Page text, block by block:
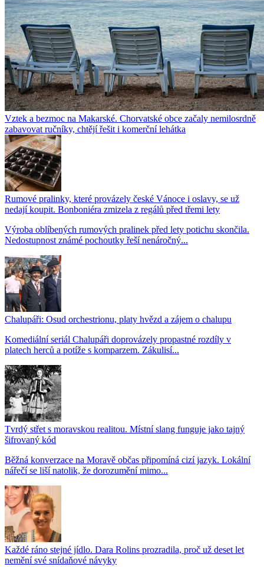
Vztek a bezmoc na Makarské. Chorvatské obce začaly nemilosrdně
zabavovat ručníky, chtějí řešit i komerční lehátka
Rumové pralinky, které provázely české Vánoce i oslavy, se už
nedají koupit. Bonboniéra zmizela z regálů před třemi lety
Výroba oblíbených rumových pralinek před lety potichu skončila.
Nedostupnost známé pochoutky řeší nenáročný...
Chalupáři: Osud orchestrionu, platy hvězd a zájem o chalupu
Komediální seriál Chalupáři doprovázely propastné rozdíly v
platech herců a potíže s komparzem. Zákulisí...
Tvrdý střet s moravskou realitou. Místní slang funguje jako tajný
šifrovaný kód
Běžná konverzace na Moravě občas připomíná cizí jazyk. Lokální
nářečí se liší natolik, že dorozumění mimo...
Každé ráno stejné jídlo. Dara Rolins prozradila, proč už deset let
nemění své snídaňové návyky